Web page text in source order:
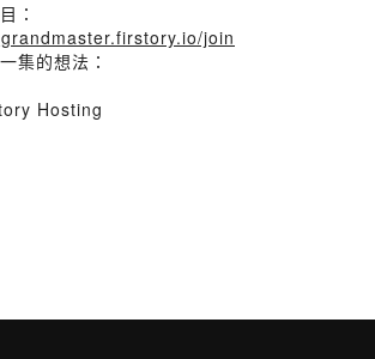
：
join
集的想法：
Hosting